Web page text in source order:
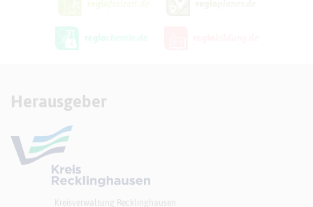
Herausgeber
Kreisverwaltung Recklinghausen